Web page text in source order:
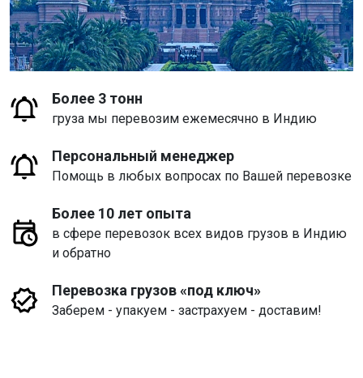
Более 3 тонн
груза мы перевозим ежемесячно в Индию
Персональный менеджер
Помощь в любых вопросах по Вашей перевозке
Более 10 лет опыта
в сфере перевозок всех видов грузов в Индию
и обратно
Перевозка грузов «под ключ»
Заберем - упакуем - застрахуем - доставим!